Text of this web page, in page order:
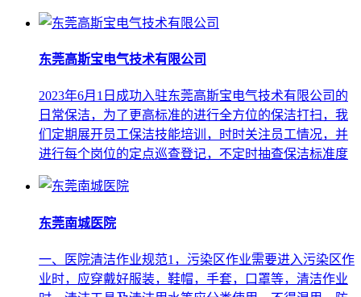
东莞高斯宝电气技术有限公司
2023年6月1日成功入驻东莞高斯宝电气技术有限公司的
日常保洁，为了更高标准的进行全方位的保洁打扫，我
们定期展开员工保洁技能培训，时时关注员工情况，并
进行每个岗位的定点巡查登记，不定时抽查保洁标准度
东莞南城医院
一、医院清洁作业规范1，污染区作业需要进入污染区作
业时，应穿戴好服装，鞋帽，手套，口罩等，清洁作业